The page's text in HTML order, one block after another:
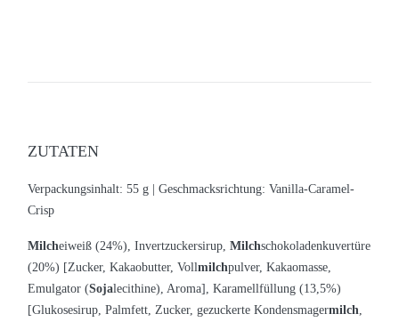
ZUTATEN
Verpackungsinhalt: 55 g | Geschmacksrichtung: Vanilla-Caramel-
Crisp
Milcheiweiß (24%), Invertzuckersirup, Milchschokoladenkuvertüre
(20%) [Zucker, Kakaobutter, Vollmilchpulver, Kakaomasse,
Emulgator (Sojalecithine), Aroma], Karamellfüllung (13,5%)
[Glukosesirup, Palmfett, Zucker, gezuckerte Kondensmagermilch,